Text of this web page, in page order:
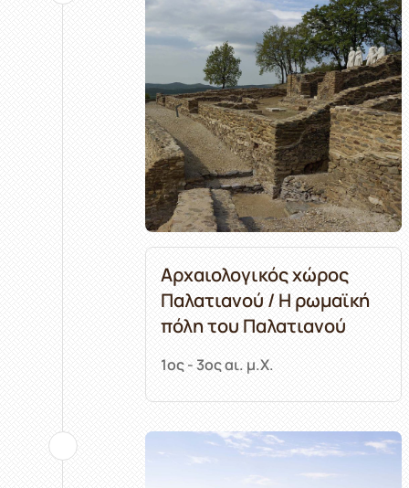
Αρχαιολογικός χώρος
Παλατιανού / Η ρωμαϊκή
πόλη του Παλατιανού
1ος - 3ος αι. μ.Χ.